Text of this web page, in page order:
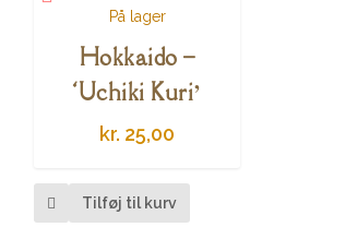
På lager
Hokkaido –
‘Uchiki Kuri’
kr. 25,00
Tilføj til kurv